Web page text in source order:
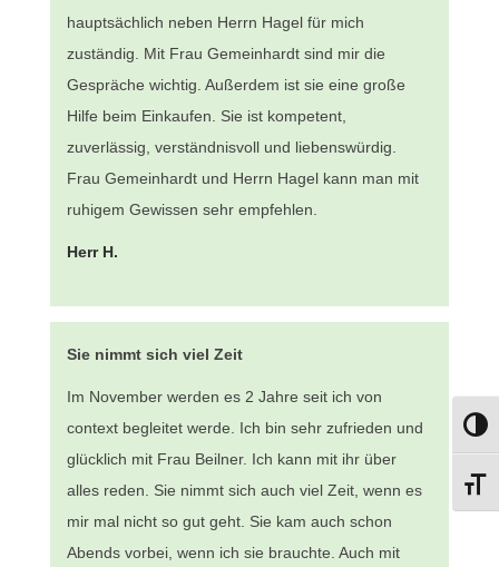
Herr H.
hauptsächlich neben Herrn Hagel für mich
zuständig. Mit Frau Gemeinhardt sind mir die
Gespräche wichtig. Außerdem ist sie eine große
Hilfe beim Einkaufen. Sie ist kompetent,
zuverlässig, verständnisvoll und liebenswürdig.
Frau Gemeinhardt und Herrn Hagel kann man mit
ruhigem Gewissen sehr empfehlen.
Sie nimmt sich viel Zeit
Im November werden es 2 Jahre seit ich von
context begleitet werde. Ich bin sehr zufrieden und
glücklich mit Frau Beilner. Ich kann mit ihr über
alles reden. Sie nimmt sich auch viel Zeit, wenn es
mir mal nicht so gut geht. Sie kam auch schon
Abends vorbei, wenn ich sie brauchte. Auch mit